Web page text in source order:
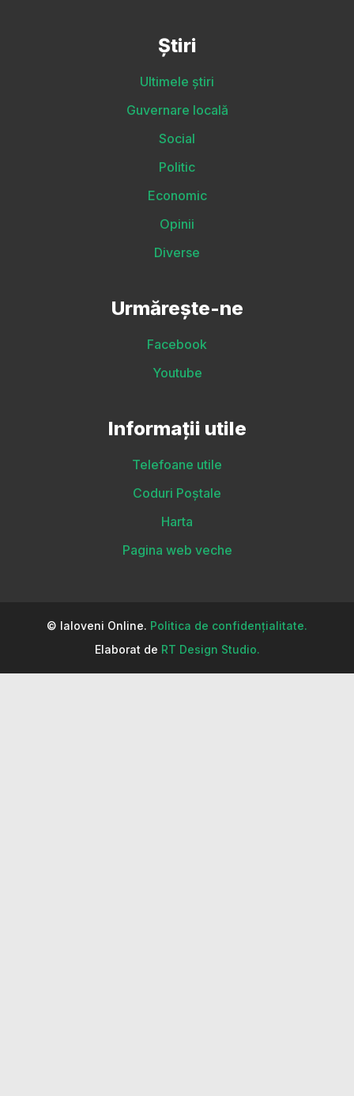
Știri
Ultimele știri
Guvernare locală
Social
Politic
Economic
Opinii
Diverse
Urmărește-ne
Facebook
Youtube
Informații utile
Telefoane utile
Coduri Poștale
Harta
Pagina web veche
© Ialoveni Online. Politica de confidențialitate.
Elaborat de RT Design Studio.